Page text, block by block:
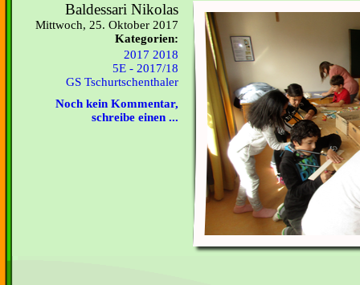
Baldessari Nikolas
Mittwoch, 25. Oktober 2017
Kategorien:
2017 2018
5E - 2017/18
GS Tschurtschenthaler
Noch kein Kommentar,
schreibe einen ...